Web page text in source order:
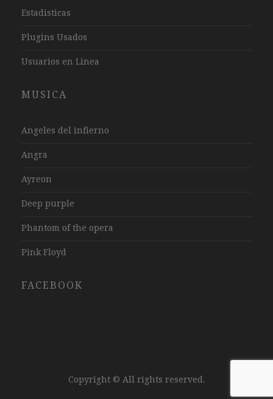
Estadisticas
Plugins Usados
Usuarios en Linea
MUSICA
Angeles del infierno
Angra
Ayreon
Deep purple
Phantom of the opera
Pink Floyd
FACEBOOK
Copyright © All rights reserved.